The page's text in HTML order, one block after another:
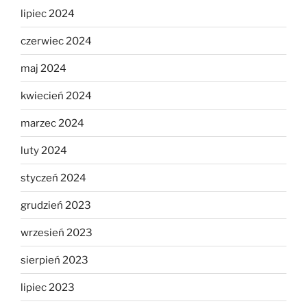
lipiec 2024
czerwiec 2024
maj 2024
kwiecień 2024
marzec 2024
luty 2024
styczeń 2024
grudzień 2023
wrzesień 2023
sierpień 2023
lipiec 2023